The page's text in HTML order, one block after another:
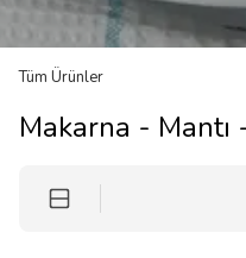
Tüm Ürünler
Makarna - Mantı